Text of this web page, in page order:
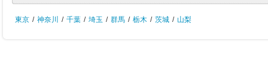
東京 / 神奈川 / 千葉 / 埼玉 / 群馬 / 栃木 / 茨城 / 山梨